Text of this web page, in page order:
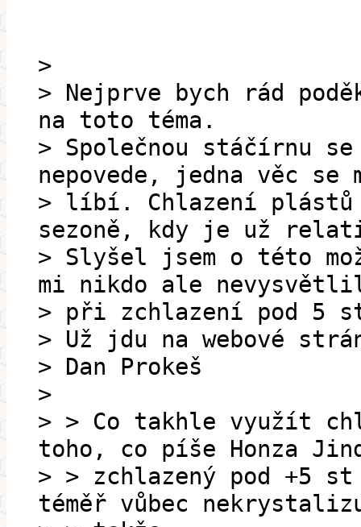
>
> Nejprve bych rád
na toto téma.
> Společnou stáčírnu
nepovede, jedna věc se
> líbí. Chlazení plástů
sezoně, kdy je už
> Slyšel jsem o této
mi nikdo ale
> při zchlazení pod 5
> Už jdu na webové
> Dan Prokeš
>
> > Co takhle využít
toho, co píše Honza
> > zchlazený pod +5
téměř vůbec